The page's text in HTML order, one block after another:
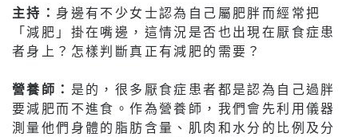
主持： 身邊有不少女士認為自己屬肥胖而經常把
「減肥」掛在嘴邊，這情況是否也出現在厭食症患
者身上？怎樣判斷真正有減肥的需要？
營養師： 是的，很多厭食症患者都是認為自己過胖
要減肥而不進食。作為營養師，我們會先利用儀器
測量他們身體的脂肪含量、肌肉和水分的比例及分